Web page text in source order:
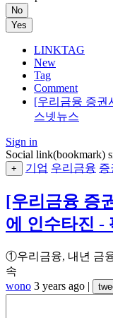
No
Yes
LINKTAG
New
Tag
Comment
[우리금융 증권
스넷뉴스
Sign in
Social link(bookmark)
+ 기업 우리금융 증
[우리금융 증
에 인수타진 -
①우리금융, 내년 금융
속
wono 3 years ago |